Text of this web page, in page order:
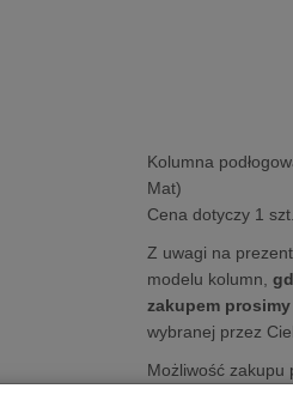
Kolumna
Mat)
Cena dotyczy 1
Z uwagi na
modelu kolumn,
zakupem
wybranej przez
Możliwość zakupu